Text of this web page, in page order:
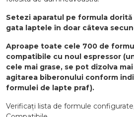
Setezi aparatul pe formula dorită
gata laptele în doar câteva
Aproape toate cele 700 de
compatibile cu noul espressor
cele mai grase, se pot dizolva
agitarea biberonului conform
formulei de lapte praf).
Verificați lista de formule